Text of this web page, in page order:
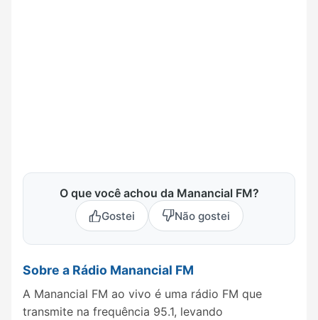
O que você achou da Manancial FM?
Gostei Não gostei
Sobre a Rádio Manancial FM
A Manancial FM ao vivo é uma rádio FM que
transmite na frequência 95.1, levando